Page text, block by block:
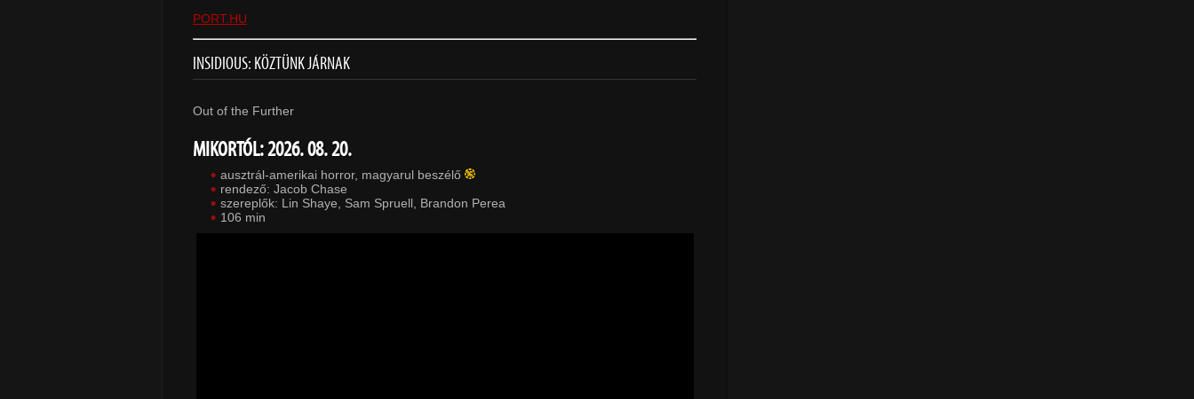
PORT.HU
INSIDIOUS: KÖZTÜNK JÁRNAK
Out of the Further
MIKORTÓL: 2026. 08. 20.
ausztrál-amerikai horror, magyarul beszélő
rendező: Jacob Chase
szereplők: Lin Shaye, Sam Spruell, Brandon Perea
106 min